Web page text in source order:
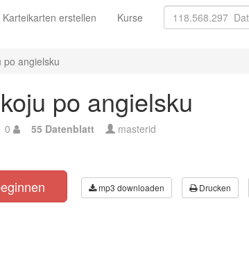
Karteikarten erstellen Kurse
po angielsku
po angielsku
0 55 Datenblatt masterid
mp3 downloaden Drucken